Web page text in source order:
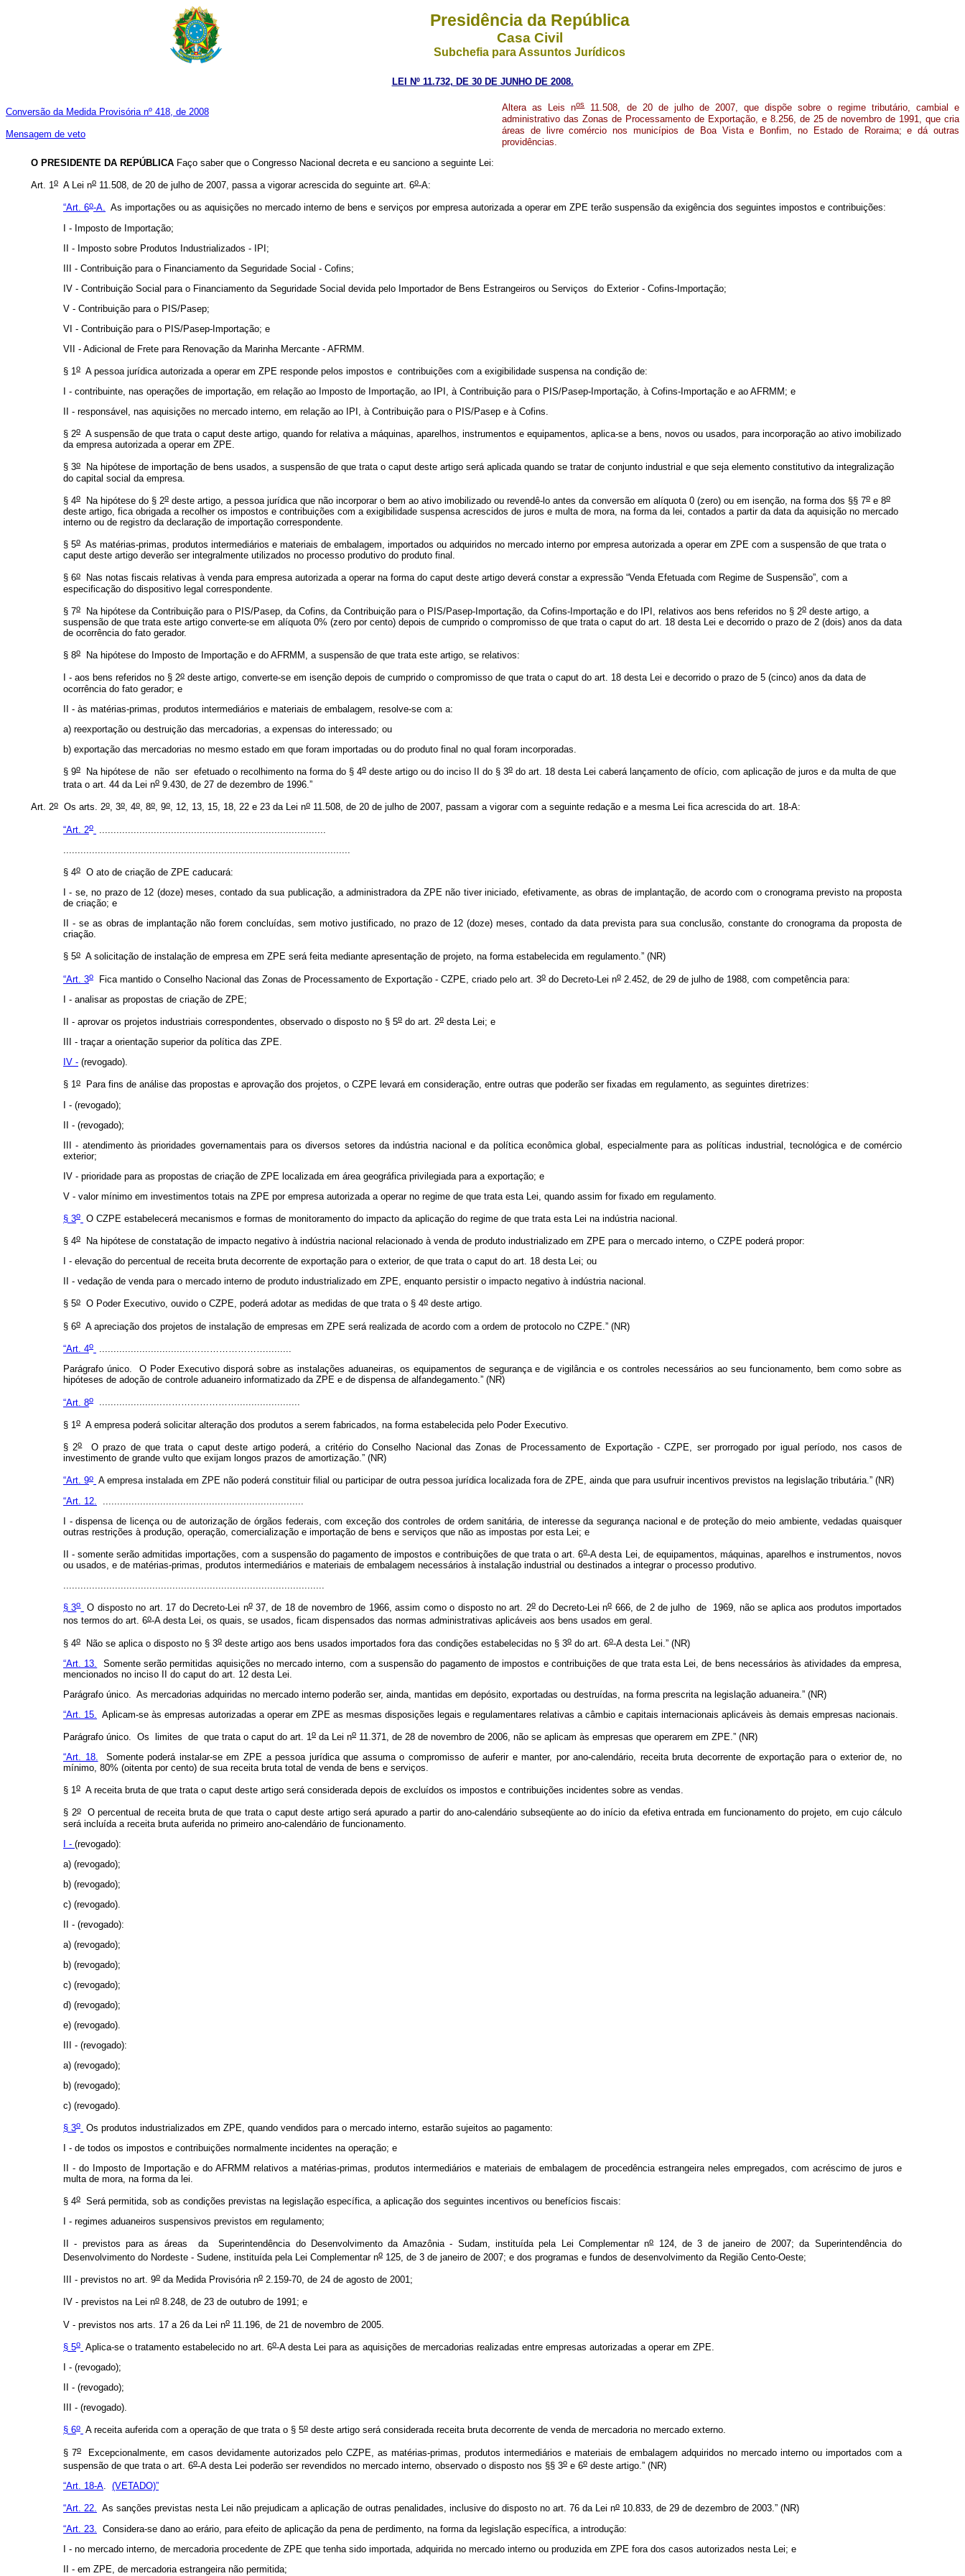
Presidência da República
Casa Civil
Subchefia para Assuntos Jurídicos
LEI Nº 11.732, DE 30 DEJUNHO DE 2008.
Conversão da Medida Provisória nº 418, de 2008
Mensagem de veto
Altera as Leis nos11.508, de 20 de julho de 2007, que dispõe sobre o regime tributário, cambial e
administrativo das Zonas de Processamento de Exportação, e 8.256, de 25 de novembro de 1991, que cria
áreas de livre comércio nos municípios de Boa Vista e Bonfim, no Estado de Roraima; e dá outras
providências.
O PRESIDENTE DA REPÚBLICA Faço saber que o Congresso Nacional decreta e eu sanciono a seguinte Lei:
Art. 1o A Lei no 11.508, de 20 de julho de 2007, passa a vigorar acrescida do seguinte art. 6o-A:
“Art. 6o-A. As importações ou as aquisições no mercado interno de bens e serviços por empresa autorizada a operar em ZPE terão suspensão da exigência dos seguintes impostos e contribuições:
I - Imposto de Importação;
II - Imposto sobre Produtos Industrializados - IPI;
III - Contribuição para o Financiamento da Seguridade Social - Cofins;
IV - Contribuição Social para o Financiamento da Seguridade Social devida pelo Importador de Bens Estrangeiros ou Serviços do Exterior - Cofins-Importação;
V - Contribuição para o PIS/Pasep;
VI - Contribuição para o PIS/Pasep-Importação; e
VII - Adicional de Frete para Renovação da Marinha Mercante - AFRMM.
§ 1 o A pessoa jurídica autorizada a operar em ZPE responde pelos impostos e contribuições com a exigibilidade suspensa na condição de:
I - contribuinte, nas operações de importação, em relação ao Imposto de Importação, ao IPI, à Contribuição para o PIS/Pasep-Importação, à Cofins-Importação e ao AFRMM; e
II - responsável, nas aquisições no mercado interno, em relação ao IPI, à Contribuição para o PIS/Pasep e à Cofins.
§ 2o A suspensão de que trata o caput deste artigo, quando for relativa a máquinas, aparelhos, instrumentos e equipamentos, aplica-se a bens, novos ou usados, para incorporação ao ativo imobilizado
da empresa autorizada a operar em ZPE.
§ 3o Na hipótese de importação de bens usados, a suspensão de que trata o caput deste artigo será aplicada quando se tratar de conjunto industrial e que seja elemento constitutivo da integralização
do capital social da empresa.
§ 4o Na hipótese do § 2o deste artigo, a pessoa jurídica que não incorporar o bem ao ativo imobilizado ou revendê-lo antes da conversão em alíquota 0 (zero) ou em isenção, na forma dos §§ 7o e 8o
deste artigo, fica obrigada a recolher os impostos e contribuições com a exigibilidade suspensa acrescidos de juros e multa de mora, na forma da lei, contados a partir da data da aquisição no mercado
interno ou de registro da declaração de importação correspondente.
§ 5o As matérias-primas, produtos intermediários e materiais de embalagem, importados ou adquiridos no mercado interno por empresa autorizada a operar em ZPE com a suspensão de que trata o
caput deste artigo deverão ser integralmente utilizados no processo produtivo do produto final.
§ 6o Nas notas fiscais relativas à venda para empresa autorizada a operar na forma do caput deste artigo deverá constar a expressão “Venda Efetuada com Regime de Suspensão”, com a
especificação do dispositivo legal correspondente.
§ 7o Na hipótese da Contribuição para o PIS/Pasep, da Cofins, da Contribuição para o PIS/Pasep-Importação, da Cofins-Importação e do IPI, relativos aos bens referidos no § 2o deste artigo, a
suspensão de que trata este artigo converte-se em alíquota 0% (zero por cento) depois de cumprido o compromisso de que trata o caput do art. 18 desta Lei e decorrido o prazo de 2 (dois) anos da data
de ocorrência do fato gerador.
§ 8o Na hipótese do Imposto de Importação e do AFRMM, a suspensão de que trata este artigo, se relativos:
I - aos bens referidos no § 2o deste artigo, converte-se em isenção depois de cumprido o compromisso de que trata o caput do art. 18 desta Lei e decorrido o prazo de 5 (cinco) anos da data de
ocorrência do fato gerador; e
II - às matérias-primas, produtos intermediários e materiais de embalagem, resolve-se com a:
a) reexportação ou destruição das mercadorias, a expensas do interessado; ou
b) exportação das mercadorias no mesmo estado em que foram importadas ou do produto final no qual foram incorporadas.
§ 9o Na hipótese de não ser efetuado o recolhimento na forma do § 4o deste artigo ou do inciso II do § 3o do art. 18 desta Lei caberá lançamento de ofício, com aplicação de juros e da multa de que
trata o art. 44 da Lei no 9.430, de 27 de dezembro de 1996.”
Art. 2o Os arts. 2o, 3o, 4o, 8o, 9o, 12, 13, 15, 18, 22 e 23 da Lei no 11.508, de 20 de julho de 2007, passam a vigorar com a seguinte redação e a mesma Lei fica acrescida do art. 18-A:
“Art. 2o
§ 4o
O ato de criação de ZPE caducará:
I - se, no prazo de 12 (doze) meses, contado da sua publicação, a administradora da ZPE não tiver iniciado, efetivamente, as obras de implantação, de acordo com o cronograma previsto na proposta
de criação; e
II - se as obras de implantação não forem concluídas, sem motivo justificado, no prazo de 12 (doze) meses, contado da data prevista para sua conclusão, constante do cronograma da proposta de
criação.
§ 5o A solicitação de instalação de empresa em ZPE será feita mediante apresentação de projeto, na forma estabelecida em regulamento.” (NR)
“Art. 3o Fica mantido o Conselho Nacional das Zonas de Processamento de Exportação - CZPE, criado pelo art. 3o do Decreto-Lei no 2.452, de 29 de julho de 1988, com competência para:
I - analisar as propostas de criação de ZPE;
II - aprovar os projetos industriais correspondentes, observado o disposto no § 5o do art. 2o desta Lei; e
III - traçar a orientação superior da política das ZPE.
IV - (revogado).
§ 1o
Para fins de análise das propostas e aprovação dos projetos, o CZPE levará em consideração, entre outras que poderão ser fixadas em regulamento, as seguintes diretrizes:
I - (revogado);
II - (revogado);
III - atendimento às prioridades governamentais para os diversos setores da indústria nacional e da política econômica global, especialmente para as políticas industrial, tecnológica e de comércio
exterior;
IV - prioridade para as propostas de criação de ZPE localizada em área geográfica privilegiada para a exportação; e
V - valor mínimo em investimentos totais na ZPE por empresa autorizada a operar no regime de que trata esta Lei, quando assim for fixado em regulamento.
§ 3o O CZPE estabelecerá mecanismos e formas de monitoramento do impacto da aplicação do regime de que trata esta Lei na indústria nacional.
§ 4o
Na hipótese de constatação de impacto negativo à indústria nacional relacionado à venda de produto industrializado em ZPE para o mercado interno, o CZPE poderá propor:
I - elevação do percentual de receita bruta decorrente de exportação para o exterior, de que trata o caput do art. 18 desta Lei; ou
II - vedação de venda para o mercado interno de produto industrializado em ZPE, enquanto persistir o impacto negativo à indústria nacional.
§ 5o O Poder Executivo, ouvido o CZPE, poderá adotar as medidas de que trata o § 4o deste artigo.
§ 6o A apreciação dos projetos de instalação de empresas em ZPE será realizada de acordo com a ordem de protocolo no CZPE.” (NR)
“Art. 4o
................................…………………….........
Parágrafo único. O Poder Executivo disporá sobre as instalações aduaneiras, os equipamentos de segurança e de vigilância e os controles necessários ao seu funcionamento, bem como sobre as
hipóteses de adoção de controle aduaneiro informatizado da ZPE e de dispensa de alfandegamento.” (NR)
“Art. 8o ......................……………………......................
§ 1 o A empresa poderá solicitar alteração dos produtos a serem fabricados, na forma estabelecida pelo Poder Executivo.
§ 2oO prazo de que trata ocaput deste artigo poderá, a critério do Conselho Nacional das Zonas de Processamento de Exportação - CZPE, ser prorrogado por igual período, nos casos de
investimento de grande vulto que exijam longos prazos de amortização.” (NR)
“Art. 9o A empresa instalada em ZPE não poderá constituir filial ou participar de outra pessoa jurídica localizada fora de ZPE, ainda que para usufruir incentivos previstos na legislação tributária.” (NR)
“Art. 12.
I - dispensa de licença ou de autorização de órgãos federais, com exceção dos controles de ordem sanitária, de interesse da segurança nacional e de proteção do meio ambiente, vedadas quaisquer
outras restrições à produção, operação, comercialização e importação de bens e serviços que não as impostas por esta Lei; e
II - somente serão admitidas importações, com a suspensão do pagamento de impostos e contribuições de que trata o art. 6o-A desta Lei, de equipamentos, máquinas, aparelhos e instrumentos, novos
ou usados, e de matérias-primas, produtos intermediários e materiais de embalagem necessários à instalação industrial ou destinados a integrar o processo produtivo.
§ 3o O disposto no art. 17 do Decreto-Lei no37, de 18 de novembro de 1966, assim como o disposto no art. 2odo Decreto-Lei no666, de 2 de julho de 1969, não se aplica aos produtos importados
nos termos do art. 6o-A desta Lei, os quais, se usados, ficam dispensados das normas administrativas aplicáveis aos bens usados em geral.
§ 4o Não se aplica o disposto no § 3o deste artigo aos bens usados importados fora das condições estabelecidas no § 3o do art. 6o-A desta Lei.” (NR)
“Art. 13.
Somente serão permitidas aquisições no mercado interno, com a suspensão do pagamento de impostos e contribuições de que trata esta Lei, de bens necessários às atividades da empresa,
mencionados no inciso II do caput do art. 12 desta Lei.
Parágrafo único. As mercadorias adquiridas no mercado interno poderão ser, ainda, mantidas em depósito, exportadas ou destruídas, na forma prescrita na legislação aduaneira.” (NR)
“Art. 15.
Aplicam-se às empresas autorizadas a operar em ZPE as mesmas disposições legais e regulamentares relativas a câmbio e capitais internacionais aplicáveis às demais empresas nacionais.
Parágrafo único. Os limites de que trata o caput do art. 1o da Lei no 11.371, de 28 de novembro de 2006, não se aplicam às empresas que operarem em ZPE.” (NR)
“Art. 18. Somente poderá instalar-se em ZPE a pessoa jurídica que assuma o compromisso de auferir e manter, por ano-calendário, receita bruta decorrente de exportação para o exterior de, no
mínimo, 80% (oitenta por cento) de sua receita bruta total de venda de bens e serviços.
§ 1o A receita bruta de que trata o caput deste artigo será considerada depois de excluídos os impostos e contribuições incidentes sobre as vendas.
§ 2oO percentual de receita bruta de que trata o caputdeste artigo será apurado a partir do ano-calendário subseqüente ao do início da efetiva entrada em funcionamento do projeto, em cujo cálculo
será incluída a receita bruta auferida no primeiro ano-calendário de funcionamento.
I - (revogado):
a) (revogado);
b) (revogado);
c) (revogado).
II - (revogado):
a) (revogado);
b) (revogado);
c) (revogado);
d) (revogado);
e) (revogado).
III - (revogado):
a) (revogado);
b) (revogado);
c) (revogado).
§ 3o
Os produtos industrializados em ZPE, quando vendidos para o mercado interno, estarão sujeitos ao pagamento:
I - de todos os impostos e contribuições normalmente incidentes na operação; e
II - do Imposto de Importação e do AFRMM relativos a matérias-primas, produtos intermediários e materiais de embalagem de procedência estrangeira neles empregados, com acréscimo de juros e
multa de mora, na forma da lei.
§ 4o
Será permitida, sob as condições previstas na legislação específica, a aplicação dos seguintes incentivos ou benefícios fiscais:
I - regimes aduaneiros suspensivos previstos em regulamento;
II - previstos para as áreas da Superintendência do Desenvolvimento da Amazônia - Sudam, instituída pela Lei Complementar no124, de 3 de janeiro de 2007; da Superintendência do
Desenvolvimento do Nordeste - Sudene, instituída pela Lei Complementar no 125, de 3 de janeiro de 2007; e dos programas e fundos de desenvolvimento da Região Cento-Oeste;
III - previstos no art. 9o da Medida Provisória no 2.159-70, de 24 de agosto de 2001;
IV - previstos na Lei no 8.248, de 23 de outubro de 1991; e
V - previstos nos arts. 17 a 26 da Lei no 11.196, de 21 de novembro de 2005.
§ 5o Aplica-se o tratamento estabelecido no art. 6o-A desta Lei para as aquisições de mercadorias realizadas entre empresas autorizadas a operar em ZPE.
I - (revogado);
II - (revogado);
III - (revogado).
§ 6o A receita auferida com a operação de que trata o § 5o deste artigo será considerada receita bruta decorrente de venda de mercadoria no mercado externo.
§ 7o
Excepcionalmente, em casos devidamente autorizados pelo CZPE, as matérias-primas, produtos intermediários e materiais de embalagem adquiridos no mercado interno ou importados com a
suspensão de que trata o art. 6o-A desta Lei poderão ser revendidos no mercado interno, observado o disposto nos §§ 3o e 6o deste artigo.” (NR)
“Art. 18-A. (VETADO)”
“Art. 22. As sanções previstas nesta Lei não prejudicam a aplicação de outras penalidades, inclusive do disposto no art. 76 da Lei no 10.833, de 29 de dezembro de 2003.” (NR)
“Art. 23.
Considera-se dano ao erário, para efeito de aplicação da pena de perdimento, na forma da legislação específica, a introdução:
I - no mercado interno, de mercadoria procedente de ZPE que tenha sido importada, adquirida no mercado interno ou produzida em ZPE fora dos casos autorizados nesta Lei; e
II - em ZPE, de mercadoria estrangeira não permitida;